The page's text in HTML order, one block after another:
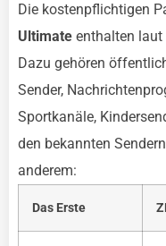
Die kostenpflichtigen
Ultimate enthalten
Dazu gehören
Sender,
Sportkanäle,
den bekannten
anderem:
Das Erste